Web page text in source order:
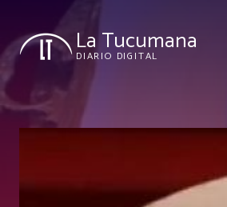
La Tucumana
DIARIO DIGITAL